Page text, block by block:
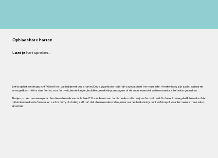
Opblaasbare harten
Laat je hart spreken...
Liefde op het eerste gezicht? Geloof ons: dat heb je met deze harten. Deze gigantische rode fluffy eyecatchers van maar liefst 4 meter hoog zijn zacht, aaibaar en
onmogelijk om níét te zien. Perfect voor festivals, herdenkingen, bruiloften, marketingcampagnes of elk ander event dat wel een overdosis liefde kan gebruiken.
Ben je op zoek naar een eyecatcher die meteen de aandacht trekt? Ons opblaasbaar hartis dé decoratie om jouw festival, bruiloft of event onvergetelijk te maken. Met
zijn indrukwekkende formaat en zachte fluffy uitstraling is dit hart niet alleen een decorstuk, maar ook hét herkenningspunt en fotospot waar bezoekers massaal op
afkomen.